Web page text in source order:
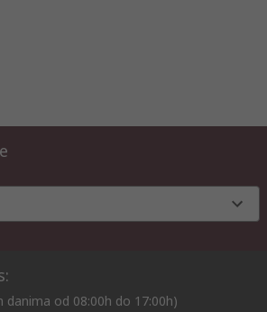
danima od 08:00h do 17:00h)